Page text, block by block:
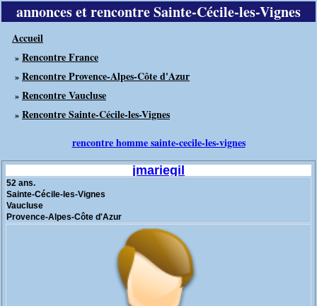
annonces et rencontre Sainte-Cécile-les-Vignes
Accueil
» Rencontre France
» Rencontre Provence-Alpes-Côte d'Azur
» Rencontre Vaucluse
» Rencontre Sainte-Cécile-les-Vignes
rencontre homme sainte-cecile-les-vignes
jmariegil
52 ans.
Sainte-Cécile-les-Vignes
Vaucluse
Provence-Alpes-Côte d'Azur